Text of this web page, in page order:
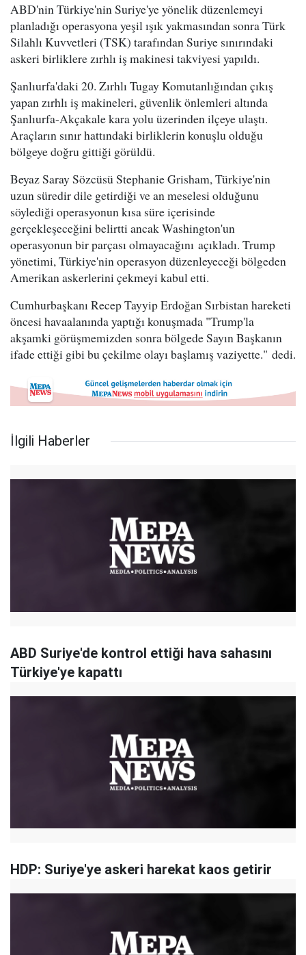
ABD'nin Türkiye'nin Suriye'ye yönelik düzenlemeyi
planladığı operasyona yeşil ışık yakmasından sonra Türk
Silahlı Kuvvetleri (TSK) tarafından Suriye sınırındaki
askeri birliklere zırhlı iş makinesi takviyesi yapıldı.
Şanlıurfa'daki 20. Zırhlı Tugay Komutanlığından çıkış
yapan zırhlı iş makineleri, güvenlik önlemleri altında
Şanlıurfa-Akçakale kara yolu üzerinden ilçeye ulaştı.
Araçların sınır hattındaki birliklerin konuşlu olduğu
bölgeye doğru gittiği görüldü.
Beyaz Saray Sözcüsü Stephanie Grisham, Türkiye'nin
uzun süredir dile getirdiği ve an meselesi olduğunu
söylediği operasyonun kısa süre içerisinde
gerçekleşeceğini belirtti ancak Washington'un
operasyonun bir parçası olmayacağını açıkladı. Trump
yönetimi, Türkiye'nin operasyon düzenleyeceği bölgeden
Amerikan askerlerini çekmeyi kabul etti.
Cumhurbaşkanı Recep Tayyip Erdoğan Sırbistan hareketi
öncesi havaalanında yaptığı konuşmada "Trump'la
akşamki görüşmemizden sonra bölgede Sayın Başkanın
ifade ettiği gibi bu çekilme olayı başlamış vaziyette." dedi.
İlgili Haberler
ABD Suriye'de kontrol ettiği hava sahasını
Türkiye'ye kapattı
HDP: Suriye'ye askeri harekat kaos getirir